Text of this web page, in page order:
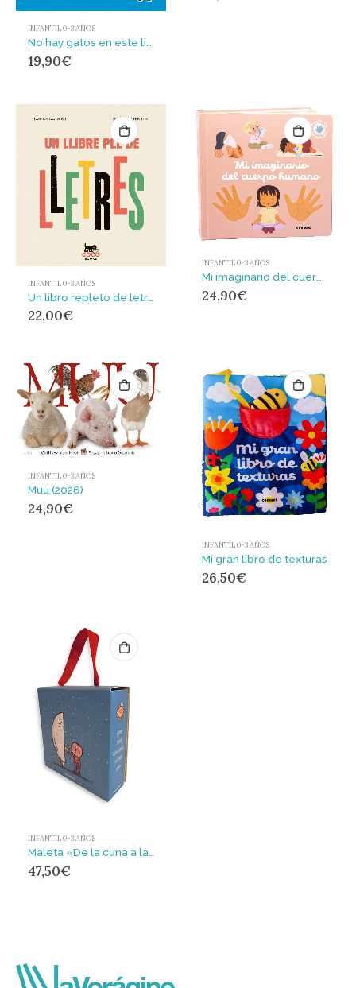
INFANTIL 0-3 AÑOS
No hay gatos en este libro
19,90€
INFANTIL 0-3 AÑOS
22,00€
INFANTIL 0-3 AÑOS
Mi imaginario del cuerpo humano
24,90€
INFANTIL 0-3 AÑOS
Muu (2026)
24,90€
INFANTIL 0-3 AÑOS
Mi gran libro de texturas
26,50€
INFANTIL 0-3 AÑOS
47,50€